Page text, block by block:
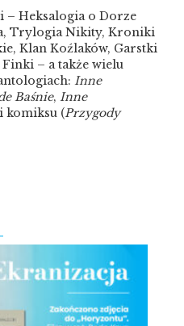
– Heksalogia o Dorze
Trylogia Nikity, Kroniki
Klan Koźlaków, Garstki
– a także wielu
Inne
Baśnie, Inne
komiksu (Przygody